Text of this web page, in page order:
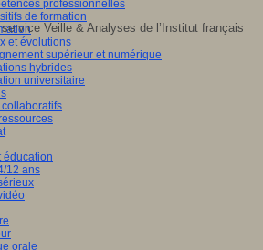
professionnelles
de formation
et évolutions
supérieur et numérique
hybrides
universitaire
collaboratifs
éducation
12 ans
orale
service Veille & Analyses de l’Institut français